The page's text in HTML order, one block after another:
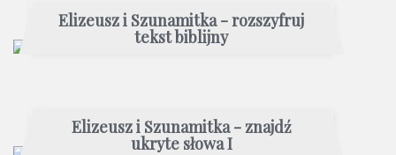
Elizeusz i Szunamitka - rozszyfruj
tekst biblijny
Elizeusz i Szunamitka - znajdź
ukryte słowa I